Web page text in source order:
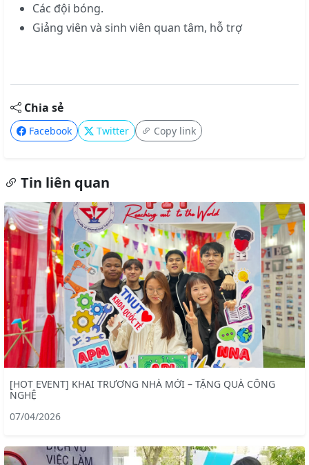
Các đội bóng.
Giảng viên và sinh viên quan tâm, hỗ trợ
Chia sẻ
Facebook Twitter Copy link
Tin liên quan
[HOT EVENT] KHAI TRƯƠNG NHÀ MỚI – TẶNG QUÀ CÔNG
NGHỆ
07/04/2026